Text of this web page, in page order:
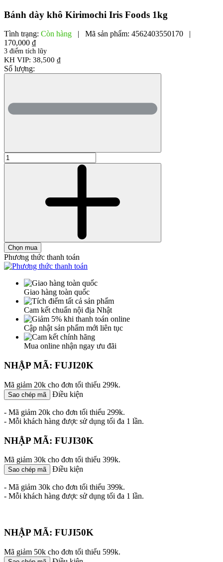
Bánh dày khô Kirimochi Iris Foods 1kg
Tình trạng: Còn hàng | Mã sản phẩm: 4562403550170
|
170,000 ₫
3 điểm tích lũy
KH VIP: 38,500 ₫
Số lượng:
Chọn mua
Phương thức thanh toán
Giao hàng toàn quốc
Cam kết chuẩn nội địa Nhật
Cập nhật sản phẩm mới liên tục
Mua online nhận ngay ưu đãi
NHẬP MÃ: FUJI20K
Mã giảm 20k cho đơn tối thiểu 299k.
Sao chép mã Điều kiện
- Mã giảm 20k cho đơn tối thiểu 299k.
- Mỗi khách hàng được sử dụng tối đa 1 lần.
NHẬP MÃ: FUJI30K
Mã giảm 30k cho đơn tối thiểu 399k.
Sao chép mã Điều kiện
- Mã giảm 30k cho đơn tối thiểu 399k.
- Mỗi khách hàng được sử dụng tối đa 1 lần.
NHẬP MÃ: FUJI50K
Mã giảm 50k cho đơn tối thiểu 599k.